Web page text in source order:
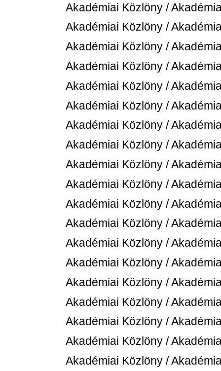
Akadémiai Közlöny /
Akadémiai Közlöny /
Akadémiai Közlöny /
Akadémiai Közlöny /
Akadémiai Közlöny /
Akadémiai Közlöny /
Akadémiai Közlöny /
Akadémiai Közlöny /
Akadémiai Közlöny /
Akadémiai Közlöny /
Akadémiai Közlöny /
Akadémiai Közlöny /
Akadémiai Közlöny /
Akadémiai Közlöny /
Akadémiai Közlöny /
Akadémiai Közlöny /
Akadémiai Közlöny /
Akadémiai Közlöny /
Akadémiai Közlöny /